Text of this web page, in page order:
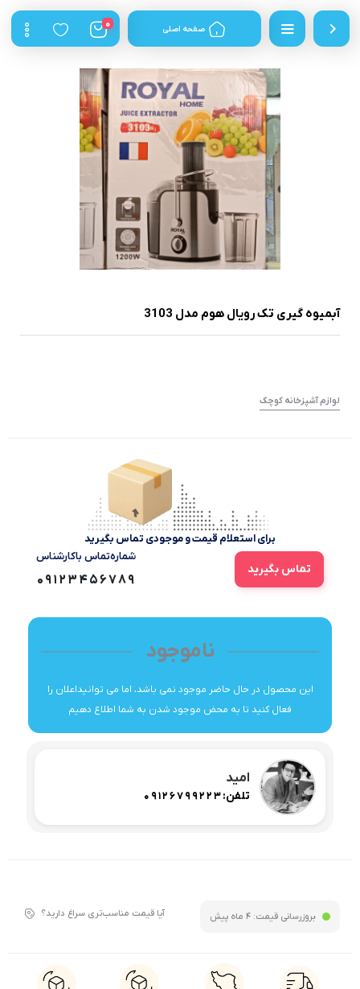
صفحه اصلی 0
آبمیوه گیری تک رویال هوم مدل 3103
لوازم آشپزخانه کوچک
برای استعلام قیمت و موجودی تماس بگیرید
تماس بگیرید
شماره‌تماس‌ با‌کارشناس
09123456789
ناموجود
این محصول در حال حاضر موجود نمی باشد، اما می توانیداعلان را
فعال کنید تا به محض موجود شدن به شما اطلاع دهیم
امید
تلفن:09126799223
بروزرسانی قیمت: 4 ماه پیش آیا قیمت مناسب‌تری سراغ دارید؟